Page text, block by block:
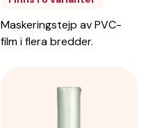
Maskeringstejp av PVC-
film i flera bredder.